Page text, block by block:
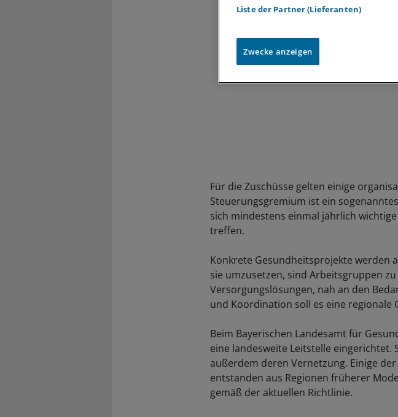
Für die Zuschüsse gelten einige
Steuerungsgremium ist ein
sich mindestens einmal jährlich
treffen.
Konkrete Gesundheitsprojekte werden
sie umzusetzen, sind Arbeitsgruppen
Versorgungslösungen, nah an den
und Koordination soll es eine regionale
Beim Bayerischen Landesamt für
eine landesweite Leitstelle
außerdem deren Vernetzung. Einige
entstanden aus Regionen früherer
gemäß der aktuellen Richtlinie.
Liste der Partner (Lieferanten)
Zwecke anzeigen